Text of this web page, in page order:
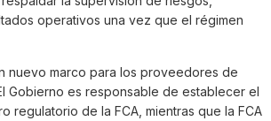
operativos una vez que el régimen
nuevo marco para los proveedores de
Gobierno es responsable de establecer el
regulatorio de la FCA, mientras que la FCA